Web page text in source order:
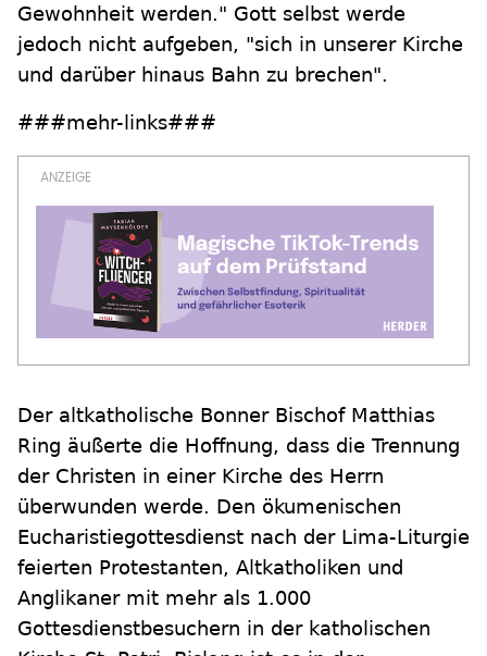
Gewohnheit werden." Gott selbst werde
jedoch nicht aufgeben, "sich in unserer Kirche
und darüber hinaus Bahn zu brechen".
###mehr-links###
Der altkatholische Bonner Bischof Matthias
Ring äußerte die Hoffnung, dass die Trennung
der Christen in einer Kirche des Herrn
überwunden werde. Den ökumenischen
Eucharistiegottesdienst nach der Lima-Liturgie
feierten Protestanten, Altkatholiken und
Anglikaner mit mehr als 1.000
Gottesdienstbesuchern in der katholischen